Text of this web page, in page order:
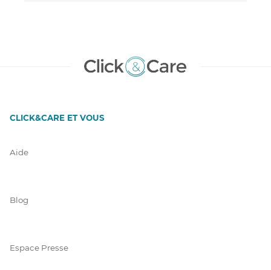
CLICK&CARE ET VOUS
Aide
Blog
Espace Presse